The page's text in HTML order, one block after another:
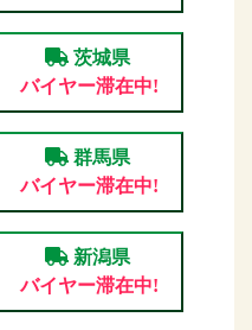
茨城県
バイヤー滞在中!
群馬県
バイヤー滞在中!
新潟県
バイヤー滞在中!